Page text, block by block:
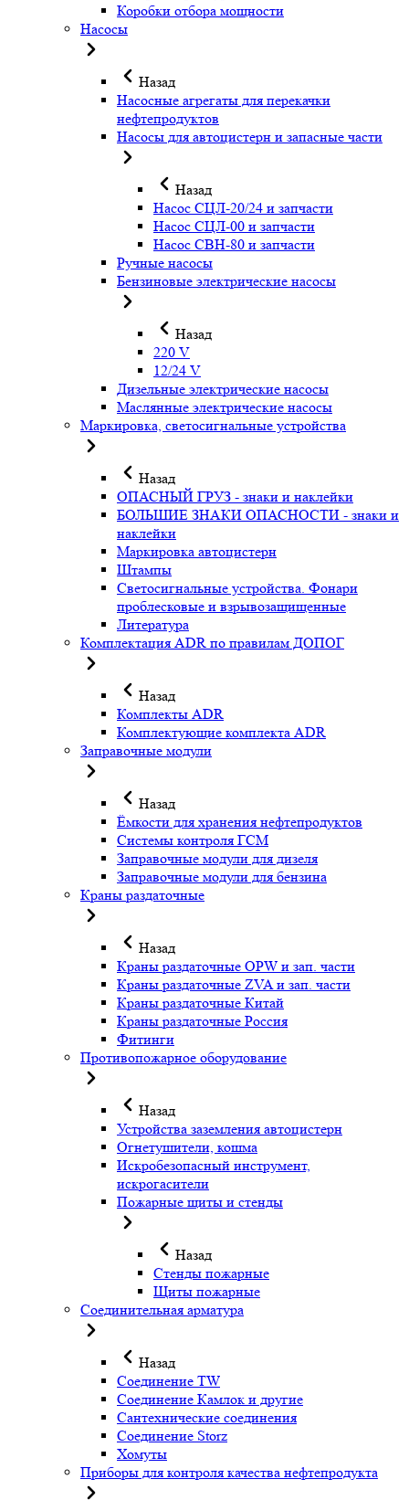
Коробки отбора мощности
Насосы
Назад
Насосные агрегаты для перекачки
нефтепродуктов
Насосы для автоцистерн и запасные части
Назад
Насос СЦЛ-20/24 и запчасти
Насос СЦЛ-00 и запчасти
Насос СВН-80 и запчасти
Ручные насосы
Бензиновые электрические насосы
Назад
220 V
12/24 V
Дизельные электрические насосы
Маслянные электрические насосы
Маркировка, светосигнальные устройства
Назад
ОПАСНЫЙ ГРУЗ - знаки и наклейки
БОЛЬШИЕ ЗНАКИ ОПАСНОСТИ - знаки и
наклейки
Маркировка автоцистерн
Штампы
Светосигнальные устройства. Фонари
проблесковые и взрывозащищенные
Литература
Комплектация ADR по правилам ДОПОГ
Назад
Комплекты ADR
Комплектующие комплекта ADR
Заправочные модули
Назад
Ёмкости для хранения нефтепродуктов
Системы контроля ГСМ
Заправочные модули для дизеля
Заправочные модули для бензина
Краны раздаточные
Назад
Краны раздаточные OPW и зап. части
Краны раздаточные ZVA и зап. части
Краны раздаточные Китай
Краны раздаточные Россия
Фитинги
Противопожарное оборудование
Назад
Устройства заземления автоцистерн
Огнетушители, кошма
Искробезопасный инструмент,
искрогасители
Пожарные щиты и стенды
Назад
Стенды пожарные
Щиты пожарные
Соединительная арматура
Назад
Соединение TW
Соединение Камлок и другие
Сантехнические соединения
Соединение Storz
Хомуты
Приборы для контроля качества нефтепродукта